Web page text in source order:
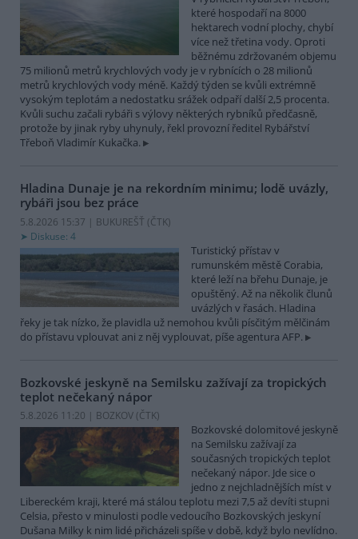
které hospodaří na 8000
hektarech vodní plochy, chybí
více než třetina vody. Oproti
běžnému zdržovaném objemu
75 milionů metrů krychlových vody je v rybnících o 28 milionů
metrů krychlových vody méně. Každý týden se kvůli extrémně
vysokým teplotám a nedostatku srážek odpaří další 2,5 procenta.
Kvůli suchu začali rybáři s výlovy některých rybníků předčasně,
protože by jinak ryby uhynuly, řekl provozní ředitel Rybářství
Třeboň Vladimír Kukačka.
Hladina Dunaje je na rekordním minimu; lodě uvázly,
rybáři jsou bez práce
5.8.2026 15:37 | BUKUREŠŤ (ČTK)
Diskuse: 4
Turistický přístav v
rumunském městě Corabia,
které leží na břehu Dunaje, je
opuštěný. Až na několik člunů
uvázlých v řasách. Hladina
řeky je tak nízko, že plavidla už nemohou kvůli písčitým mělčinám
do přístavu vplouvat ani z něj vyplouvat, píše agentura AFP.
Bozkovské jeskyně na Semilsku zažívají za tropických
teplot nečekaný nápor
5.8.2026 11:20 | BOZKOV (ČTK)
Bozkovské dolomitové jeskyně
na Semilsku zažívají za
současných tropických teplot
nečekaný nápor. Jde sice o
jedno z nejchladnějších míst v
Libereckém kraji, které má stálou teplotu mezi 7,5 až devíti stupni
Celsia, přesto v minulosti podle vedoucího Bozkovských jeskyní
Dušana Milky k nim lidé přicházeli spíše v době, když bylo nevlídno.